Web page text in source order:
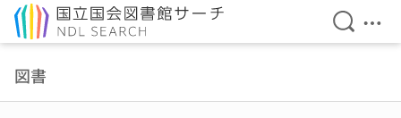
検索を
メ
図書